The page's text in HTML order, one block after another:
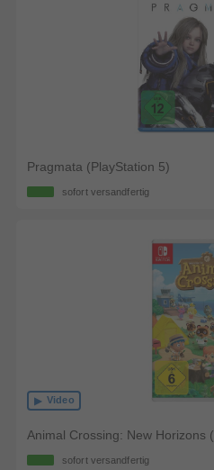
Pragmata (PlayStation 5)
sofort versandfertig
Video
Animal Crossing: New Horizons
sofort versandfertig